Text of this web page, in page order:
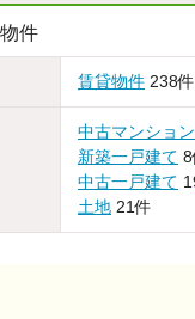
件
賃貸物件 238件
中古マンション
新築一戸建て 8
中古一戸建て
土地 21件